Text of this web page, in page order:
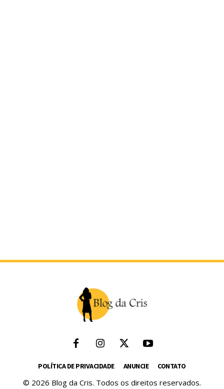
POLÍTICA DE PRIVACIDADE ANUNCIE CONTATO
© 2026 Blog da Cris. Todos os direitos reservados.